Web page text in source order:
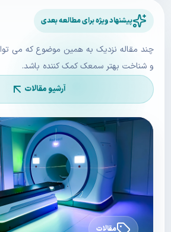
پیشنهاد ویژه برای مطالعه بعدی
چند مقاله نزدیک به همین موضوع که می
و شناخت بهتر سمعک کمک کننده باشد.
آرشیو مقالات
مقالات